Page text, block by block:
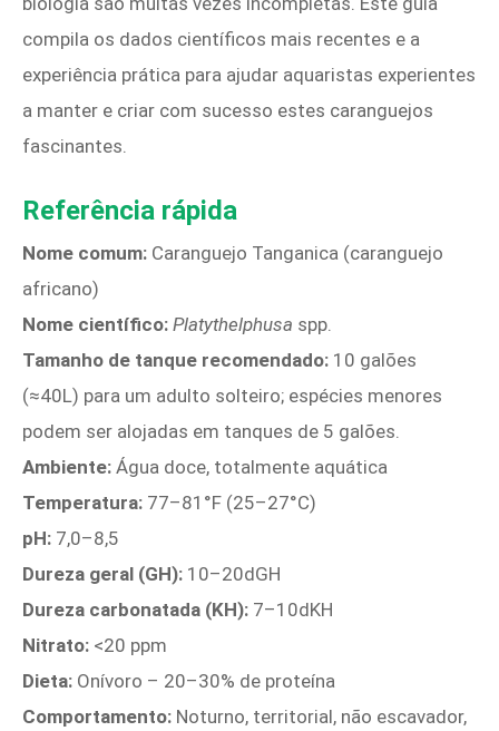
compila os dados científicos mais recentes e a
experiência prática para ajudar aquaristas experientes
a manter e criar com sucesso estes caranguejos
fascinantes.
Referência rápida
Nome comum: Caranguejo Tanganica (caranguejo
africano)
Nome científico: Platythelphusa spp.
Tamanho de tanque recomendado: 10 galões
(≈40L) para um adulto solteiro; espécies menores
podem ser alojadas em tanques de 5 galões.
Ambiente: Água doce, totalmente aquática
Temperatura: 77–81°F (25–27°C)
pH: 7,0–8,5
Dureza geral (GH): 10–20dGH
Dureza carbonatada (KH): 7–10dKH
Nitrato: <20 ppm
Dieta: Onívoro – 20–30% de proteína
Comportamento: Noturno, territorial, não escavador,